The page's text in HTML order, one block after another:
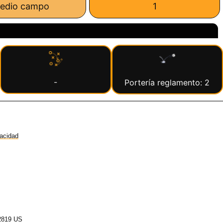
campo 1
- Portería reglamento: 2
US